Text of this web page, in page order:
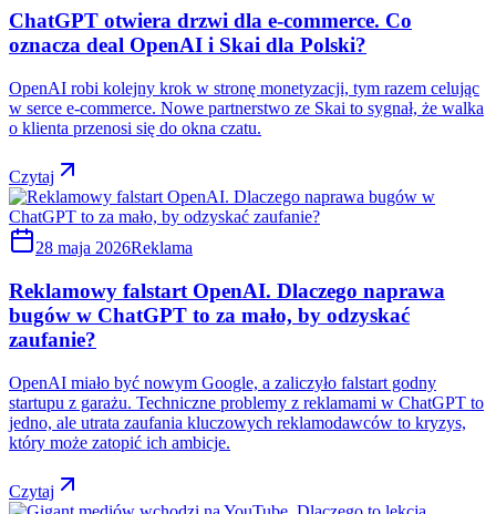
ChatGPT otwiera drzwi dla e-commerce. Co
oznacza deal OpenAI i Skai dla Polski?
OpenAI robi kolejny krok w stronę monetyzacji, tym razem celując
w serce e-commerce. Nowe partnerstwo ze Skai to sygnał, że walka
o klienta przenosi się do okna czatu.
Czytaj
28 maja 2026Reklama
Reklamowy falstart OpenAI. Dlaczego naprawa
bugów w ChatGPT to za mało, by odzyskać
zaufanie?
OpenAI miało być nowym Google, a zaliczyło falstart godny
startupu z garażu. Techniczne problemy z reklamami w ChatGPT to
jedno, ale utrata zaufania kluczowych reklamodawców to kryzys,
który może zatopić ich ambicje.
Czytaj